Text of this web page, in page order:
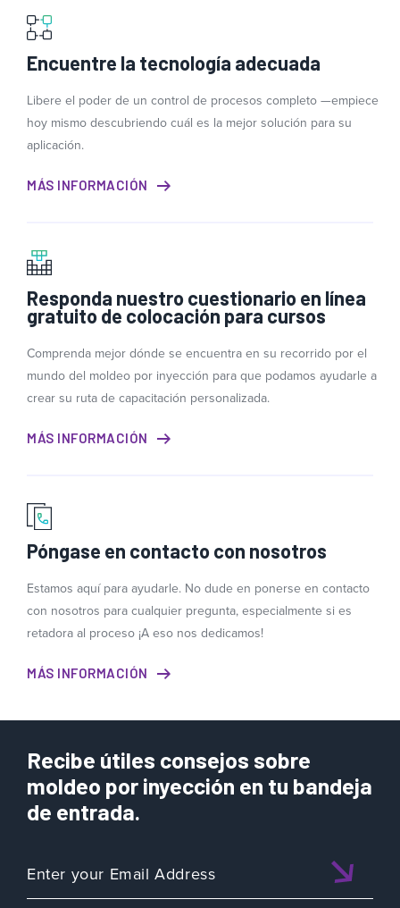
Encuentre la tecnología adecuada
Libere el poder de un control de procesos completo —empiece
hoy mismo descubriendo cuál es la mejor solución para su
aplicación.
MÁS INFORMACIÓN
Responda nuestro cuestionario en línea
gratuito de colocación para cursos
Comprenda mejor dónde se encuentra en su recorrido por el
mundo del moldeo por inyección para que podamos ayudarle a
crear su ruta de capacitación personalizada.
MÁS INFORMACIÓN
Póngase en contacto con nosotros
Estamos aquí para ayudarle. No dude en ponerse en contacto
con nosotros para cualquier pregunta, especialmente si es
retadora al proceso ¡A eso nos dedicamos!
MÁS INFORMACIÓN
Recibe útiles consejos sobre
moldeo por inyección en tu bandeja
de entrada.